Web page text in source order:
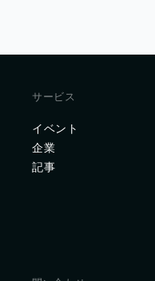
サービス
イベント
企業
記事